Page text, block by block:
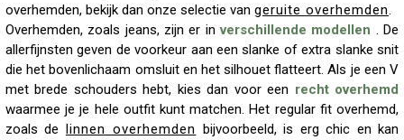
overhemden, bekijk dan onze selectie van geruite overhemden.
Overhemden, zoals jeans, zijn er inverschillende modellen . De
allerfijnsten geven de voorkeur aan een slanke of extra slanke snit
die het bovenlichaam omsluit en het silhouet flatteert. Als je een V
met brede schouders hebt, kies dan voor een recht overhemd
waarmee je je hele outfit kunt matchen. Het regular fit overhemd,
zoals de
linnen overhemden
bijvoorbeeld, is erg chic en kan